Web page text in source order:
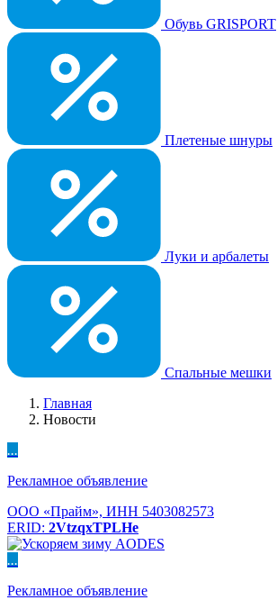
Обувь GRISPORT
Плетеные шнуры
Луки и арбалеты
Спальные мешки
Главная
Новости
...
Рекламное объявление
ООО «Прайм», ИНН 5403082573
ERID: 2VtzqxTPLHe
...
Рекламное объявление